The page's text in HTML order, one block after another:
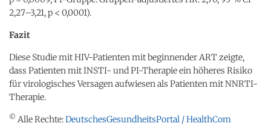
2,27–3,21, p < 0,0001).
Fazit
Diese Studie mit HIV-Patienten mit beginnender ART zeigte,
dass Patienten mit INSTI- und PI-Therapie ein höheres Risiko
für virologisches Versagen aufwiesen als Patienten mit NNRTI-
Therapie.
© Alle Rechte:DeutschesGesundheitsPortal / HealthCom